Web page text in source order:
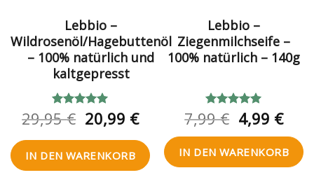
Lebbio –
Wildrosenöl/Hagebuttenöl
– 100% natürlich und
kaltgepresst
Bewertet
mit4.92
29,95€ Ursprünglicher
Preis
war:
29,95 €
20,99 €Aktueller
Preis
ist:
20,99 €.
IN DEN WARENKORB
Lebbio –
Ziegenmilchseife –
100% natürlich – 140g
Bewertet
mit5.00
von 5
7,99€
Preis
war:
7,99 €
4,99 €
ist:
IN DEN WARENKORB